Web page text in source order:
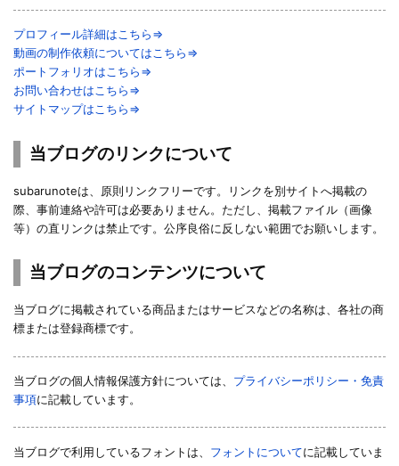
プロフィール詳細はこちら⇒
動画の制作依頼についてはこちら⇒
ポートフォリオはこちら⇒
お問い合わせはこちら⇒
サイトマップはこちら⇒
当ブログのリンクについて
subarunoteは、原則リンクフリーです。リンクを別サイトへ掲載の
際、事前連絡や許可は必要ありません。ただし、掲載ファイル（画像
等）の直リンクは禁止です。公序良俗に反しない範囲でお願いします。
当ブログのコンテンツについて
当ブログに掲載されている商品またはサービスなどの名称は、各社の商
標または登録商標です。
当ブログの個人情報保護方針については、 プライバシーポリシー・免責
事項に記載しています。
当ブログで利用しているフォントは、 フォントについてに記載していま